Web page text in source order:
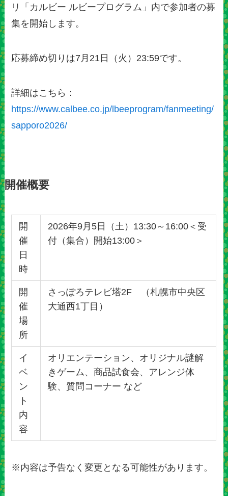
リ「カルビー ルビープログラム」内で参加者の募
集を開始します。
応募締め切りは7月21日（火）23:59です。
詳細はこちら：
https://www.calbee.co.jp/lbeeprogram/fanmeeting/
sapporo2026/
開催概要
開
催
日
時
2026年9月5日（土）13:30～16:00＜受
付（集合）開始13:00＞
開
催
場
所
さっぽろテレビ塔2F （札幌市中央区
大通西1丁目）
イ
ベ
ン
ト
内
容
オリエンテーション、オリジナル謎解
きゲーム、商品試食会、アレンジ体
験、質問コーナー など
※内容は予告なく変更となる可能性があります。